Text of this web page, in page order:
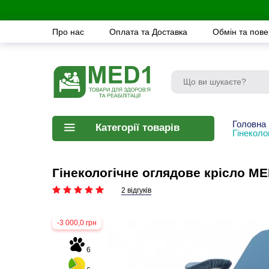
Про нас Оплата та Доставка Обмін та
Категорії товарів
Головна
Гінекологічне оглядове крісло
2 відгуків
-3 000,0 грн
6